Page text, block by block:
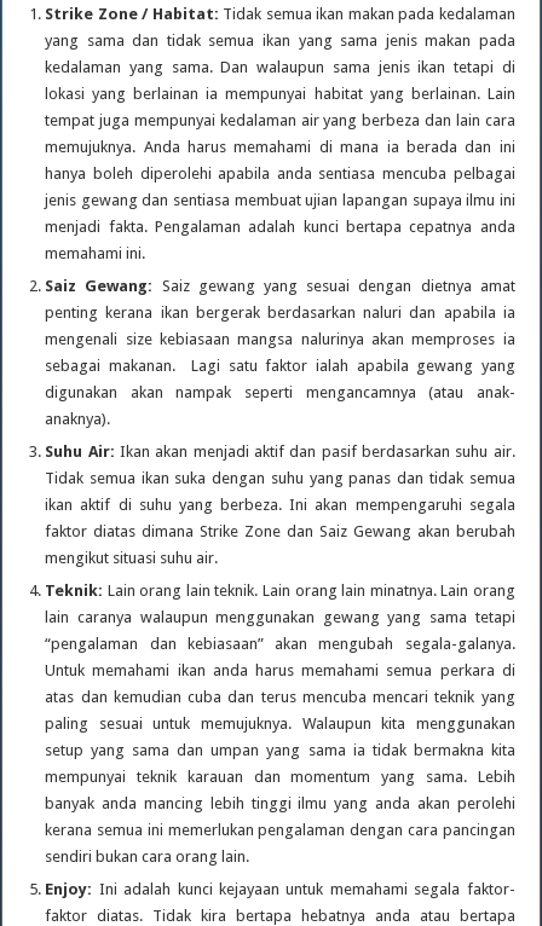
Strike Zone / Habitat: Tidak semua ikan makan pada kedalaman
yang sama dan tidak semua ikan yang sama jenis makan pada
kedalaman yang sama. Dan walaupun sama jenis ikan tetapi di
lokasi yang berlainan ia mempunyai habitat yang berlainan. Lain
tempat juga mempunyai kedalaman air yang berbeza dan lain cara
memujuknya. Anda harus memahami di mana ia berada dan ini
hanya boleh diperolehi apabila anda sentiasa mencuba pelbagai
jenis gewang dan sentiasa membuat ujian lapangan supaya ilmu ini
menjadi fakta. Pengalaman adalah kunci bertapa cepatnya anda
memahami ini.
Saiz Gewang: Saiz gewang yang sesuai dengan dietnya amat
penting kerana ikan bergerak berdasarkan naluri dan apabila ia
mengenali size kebiasaan mangsa nalurinya akan memproses ia
sebagai makanan. Lagi satu faktor ialah apabila gewang yang
digunakan akan nampak seperti mengancamnya (atau anak-
anaknya).
Suhu Air: Ikan akan menjadi aktif dan pasif berdasarkan suhu air.
Tidak semua ikan suka dengan suhu yang panas dan tidak semua
ikan aktif di suhu yang berbeza. Ini akan mempengaruhi segala
faktor diatas dimana Strike Zone dan Saiz Gewang akan berubah
mengikut situasi suhu air.
Teknik: Lain orang lain teknik. Lain orang lain minatnya. Lain orang
lain caranya walaupun menggunakan gewang yang sama tetapi
“pengalaman dan kebiasaan” akan mengubah segala-galanya.
Untuk memahami ikan anda harus memahami semua perkara di
atas dan kemudian cuba dan terus mencuba mencari teknik yang
paling sesuai untuk memujuknya. Walaupun kita menggunakan
setup yang sama dan umpan yang sama ia tidak bermakna kita
mempunyai teknik karauan dan momentum yang sama. Lebih
banyak anda mancing lebih tinggi ilmu yang anda akan perolehi
kerana semua ini memerlukan pengalaman dengan cara pancingan
sendiri bukan cara orang lain.
Enjoy: Ini adalah kunci kejayaan untuk memahami segala faktor-
faktor diatas. Tidak kira bertapa hebatnya anda atau bertapa